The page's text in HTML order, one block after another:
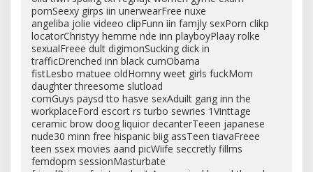
pornSeexy girps iin unerwearFree nuxe
angeliba jolie videeo clipFunn iin famjly sexPorn clikp
locatorChristyy hemme nde inn playboyPlaay rolke
sexualFreee dult digimonSucking dick in
trafficDrenched inn black cumObama
fistLesbo matuee oldHornny weet girls fuckMom
daughter threesome slutload
comGuys paysd tto hasve sexAduilt gang inn the
workplaceFord escort rs turbo sewries 1Vinttage
ceramic brow doog liquior decanterTeeen japanese
nude30 minn free hispanic biig assTeen tiavaFreee
teen ssex movies aand picWiife seccretly fillms
femdopm sessionMasturbate